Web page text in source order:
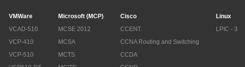
VMWare
VCAD-510
VCP-410
VCP-510
Microsoft (MCP)
MCSE 2012
MCSA
MCTS
Cisco
CCENT
CCNA Routing and Switching
CCDA
Linux
LPIC - 3